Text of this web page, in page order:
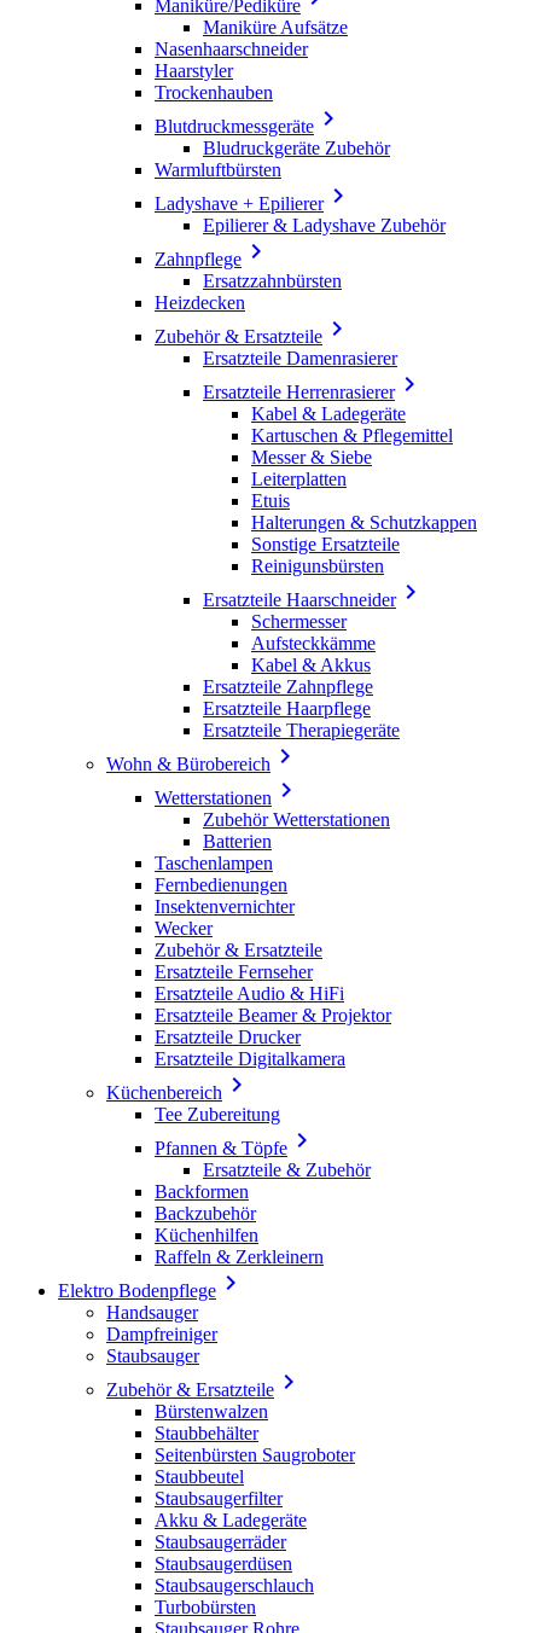
Maniküre/Pediküre
Maniküre Aufsätze
Nasenhaarschneider
Haarstyler
Trockenhauben
Blutdruckmessgeräte 
Bludruckgeräte Zubehör
Warmluftbürsten
Ladyshave + Epilierer
Epilierer & Ladyshave Zubehör
Zahnpflege 
Ersatzzahnbürsten
Heizdecken
Zubehör & Ersatzteile 
Ersatzteile Damenrasierer
Ersatzteile Herrenrasierer
Kabel & Ladegeräte
Kartuschen & Pflegemittel
Messer & Siebe
Leiterplatten
Etuis
Halterungen & Schutzkappen
Sonstige Ersatzteile
Reinigunsbürsten
Ersatzteile Haarschneider
Schermesser
Aufsteckkämme
Kabel & Akkus
Ersatzteile Zahnpflege
Ersatzteile Haarpflege
Ersatzteile Therapiegeräte
Wohn & Bürobereich 
Wetterstationen 
Zubehör Wetterstationen
Batterien
Taschenlampen
Fernbedienungen
Insektenvernichter
Wecker
Zubehör & Ersatzteile
Ersatzteile Fernseher
Ersatzteile Audio & HiFi
Ersatzteile Beamer & Projektor
Ersatzteile Drucker
Ersatzteile Digitalkamera
Küchenbereich 
Tee Zubereitung
Pfannen & Töpfe 
Ersatzteile & Zubehör
Backformen
Backzubehör
Küchenhilfen
Raffeln & Zerkleinern
Elektro Bodenpflege 
Handsauger
Dampfreiniger
Staubsauger
Zubehör & Ersatzteile 
Bürstenwalzen
Staubbehälter
Seitenbürsten Saugroboter
Staubbeutel
Staubsaugerfilter
Akku & Ladegeräte
Staubsaugerräder
Staubsaugerdüsen
Staubsaugerschlauch
Turbobürsten
Staubsauger Rohre